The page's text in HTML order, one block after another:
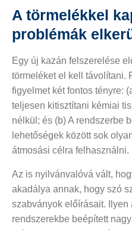
A törmelékkel
problémák
Egy új kazán felszerelése
törmeléket el kell távolítani.
figyelmet két fontos tényre:
teljesen kitisztítani kémiai
nélkül; és (b) A rendszerbe
lehetőségek között sok
átmosási célra felhasználni.
Az is nyilvánvalóvá vált,
akadálya annak, hogy szó
szabványok előírásait.
rendszerekbe beépített